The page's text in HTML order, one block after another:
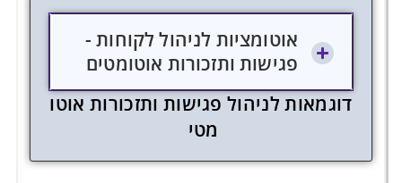
אוטומציות לניהול לקוחות -
פגישות ותזכורות אוטומטים
דוגמאות לניהול פגישות ותזכורות אוטו
מטי